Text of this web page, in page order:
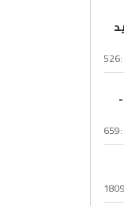
526
659
1809